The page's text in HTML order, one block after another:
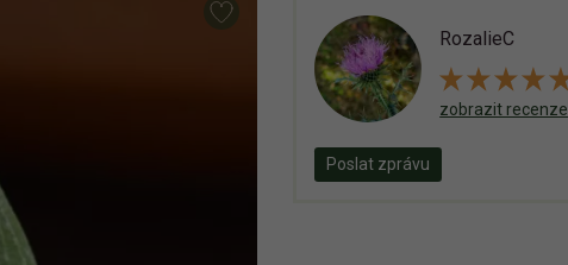
RozalieC
zobrazit recenze
Poslat zprávu